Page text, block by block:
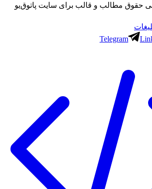
تمامی حقوق مطالب و قالب برای سایت پاتوق‌یو
Telegram